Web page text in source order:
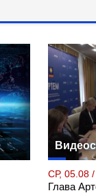
СР, 05.08
Глава